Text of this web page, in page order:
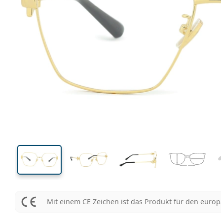
135 mm
Brillenbreite
50 mm
Glashöhe Glasbreite
Glasbreite
Mit einem CE Zeichen ist das Produkt für den